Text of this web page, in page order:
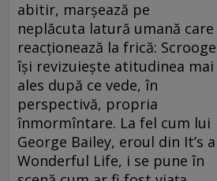
abitir, marşează pe
neplăcuta latură umană care
reacţionează la frică: Scrooge
îşi revizuieşte atitudinea mai
ales după ce vede, în
perspectivă, propria
înmormîntare. La fel cum lui
George Bailey, eroul din It’s a
Wonderful Life, i se pune în